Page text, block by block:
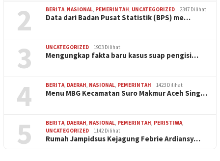
2 BERITA, NASIONAL, PEMERINTAH, UNCATEGORIZED 2347 Dilihat
Data dari Badan Pusat Statistik (BPS) me…
3 UNCATEGORIZED 1903 Dilihat
Mengungkap fakta baru kasus suap pengisi…
4 BERITA, DAERAH, NASIONAL, PEMERINTAH 1423 Dilihat
Menu MBG Kecamatan Suro Makmur Aceh Sing…
5 BERITA, DAERAH, NASIONAL, PEMERINTAH, PERISTIWA,
UNCATEGORIZED
1142 Dilihat
Rumah Jampidsus Kejagung Febrie Ardiansy…